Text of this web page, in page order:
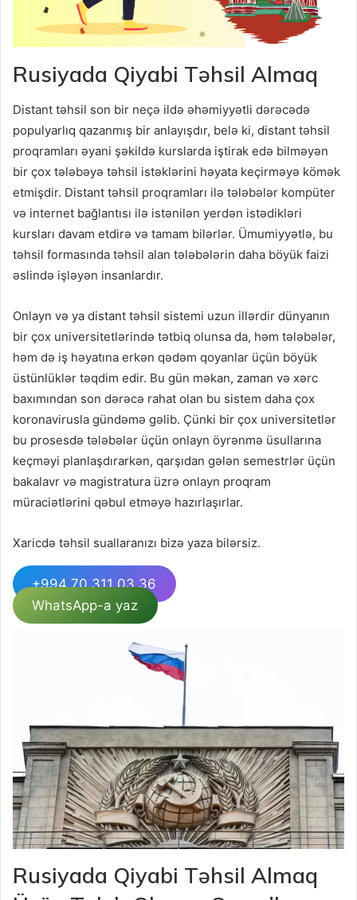
Rusiyada Qiyabi Təhsil Almaq
Distant təhsil son bir neçə ildə əhəmiyyətli dərəcədə
populyarlıq qazanmış bir anlayışdır, belə ki, distant təhsil
proqramları əyani şəkildə kurslarda iştirak edə bilməyən
bir çox tələbəyə təhsil istəklərini həyata keçirməyə kömək
etmişdir. Distant təhsil proqramları ilə tələbələr kompüter
və internet bağlantısı ilə istənilən yerdən istədikləri
kursları davam etdirə və tamam bilərlər. Ümumiyyətlə, bu
təhsil formasında təhsil alan tələbələrin daha böyük faizi
əslində işləyən insanlardır.
Onlayn və ya distant təhsil sistemi uzun illərdir dünyanın
bir çox universitetlərində tətbiq olunsa da, həm tələbələr,
həm də iş həyatına erkən qədəm qoyanlar üçün böyük
üstünlüklər təqdim edir. Bu gün məkan, zaman və xərc
baxımından son dərəcə rahat olan bu sistem daha çox
koronavirusla gündəmə gəlib. Çünki bir çox universitetlər
bu prosesdə tələbələr üçün onlayn öyrənmə üsullarına
keçməyi planlaşdırarkən, qarşıdan gələn semestrlər üçün
bakalavr və magistratura üzrə onlayn proqram
müraciətlərini qəbul etməyə hazırlaşırlar.
Xaricdə təhsil suallaranızı bizə yaza bilərsiz.
+994 70 311 03 36
WhatsApp-a yaz
Rusiyada Qiyabi Təhsil Almaq